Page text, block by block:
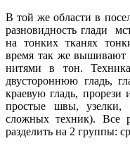
В той же области в
разновидность глади
на тонких тканях
время так же вышивают
нитями в тон.
двустороннюю гладь,
краевую гладь, прорези
простые швы,
сложных техник). Все
разделить на 2 группы: